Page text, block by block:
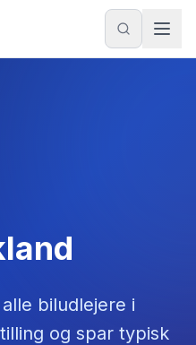
biludlejere i
og spar typisk